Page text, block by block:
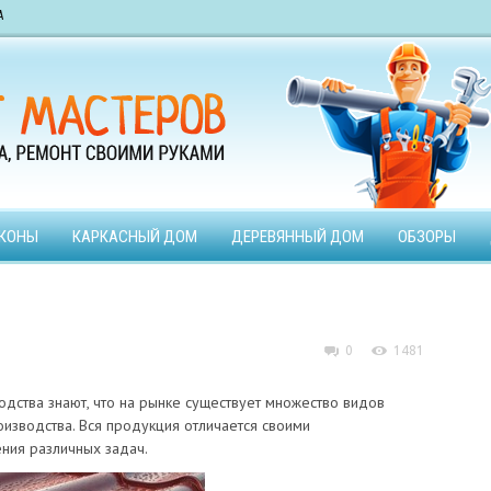
КАРКАСНЫЙ ДОМ ДЕРЕВЯННЫЙ ДОМ ОБЗОРЫ
0 1481
знают, что на рынке существует множество видов
Вся продукция отличается своими
различных задач.